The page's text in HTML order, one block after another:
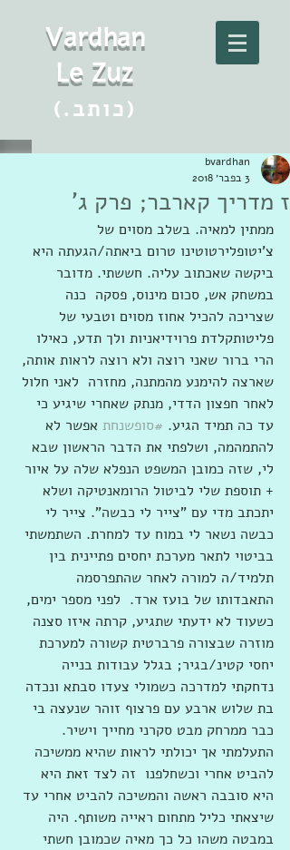
Vardhan
Le Zuz
(.כותב)
ז מדריך קארבר; פרק ג'
bvardhan
3 בפבר׳ 2018
ממתין למאיה. בשלב מסוים של
צ'יטופלירטוטינו טרום ביאתה/הגעתה היא
ביקשה שאכתוב עליה. חששתי. מדובר
במשחק אש, סכום מינוס, פסקה  כנה
שצריכה להכיל אחוז מסוים וטבעי של
פליטותקלדת פרוידיאניות ולך תדע, כאילו
הרי ברור שאני רוצה ולא רוצה לראות אותה,
שארצה להימנע מהמתנה, מחזרה  לאני חלול
לאחר חפצון הדדי, מנתק שאחרי שיגיע כי
עד כה תמיד הגיע. #סופשנחת אפשר לא
להתמהמה, ושלפתי את הדבר הראשון שבא
לי, שזה כמובן המשפט הנפלא שלה על איור
+ תוספת שלי לביטול הרומאנטיקה ושלא
יתכתב מדי עם "צייר לי כבשה". צייר לי
כבשה נשאר לי במוח עד למחרת. השתמשתי
בביטוי לתאר מערכת יחסים פתיינית בין
תלמיד/ה למורה לאחר שהתפרסמה
התאבדותו של בועז ארד.  לפני מספר ימים,
כשעוד לא ידעתי שתגיע, קרתה איזו סצנה
מוזרה שבצורה פרברטית קשורה למערכת
יחסי קטינ/בגיר; בגלל עבודות בנייה
נדחקתי למדרכה כשמולי צעדו סבתא ונכדה
בת שלוש ארבע עם פרצוף זוהר שנעצה בי
כבר ממרחק מבט סקרני מחייך וישיר.
התעלמתי אך יכולתי לראות שהיא ממשיכה
להביט אחרי וכשחלפנו  זה לצד זאת היא
היא סובבה ראשה והמשיכה להביט אחרי עד
שיצאתי כליל מתחום ראייה משותף. היה
במבטה משהו כל כך מאיה שכמובן חשתי